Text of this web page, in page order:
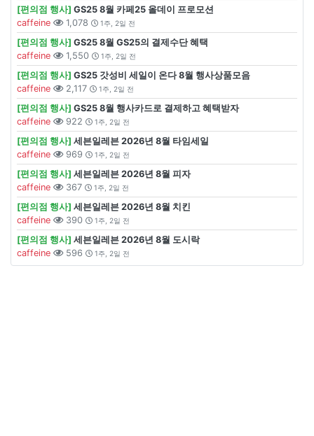
[편의점 행사] GS25 8월 카페25 올데이 프로모션
caffeine
1,078 1주, 2일 전
[편의점 행사] GS25 8월 GS25의 결제수단 혜택
caffeine
1,550 1주, 2일 전
[편의점 행사] GS25 갓성비 세일이 온다 8월 행사상품모음
caffeine
2,117 1주, 2일 전
[편의점 행사] GS25 8월 행사카드로 결제하고 혜택받자
caffeine
922 1주, 2일 전
[편의점 행사] 세븐일레븐 2026년 8월 타임세일
caffeine
969 1주, 2일 전
[편의점 행사] 세븐일레븐 2026년 8월 피자
caffeine
367 1주, 2일 전
[편의점 행사] 세븐일레븐 2026년 8월 치킨
caffeine
390 1주, 2일 전
[편의점 행사] 세븐일레븐 2026년 8월 도시락
caffeine
596 1주, 2일 전